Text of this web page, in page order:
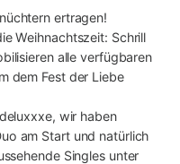
ertragen!
Weihnachtszeit: Schrill
alle verfügbaren
dem Fest der Liebe
wir haben
am Start und natürlich
Singles unter